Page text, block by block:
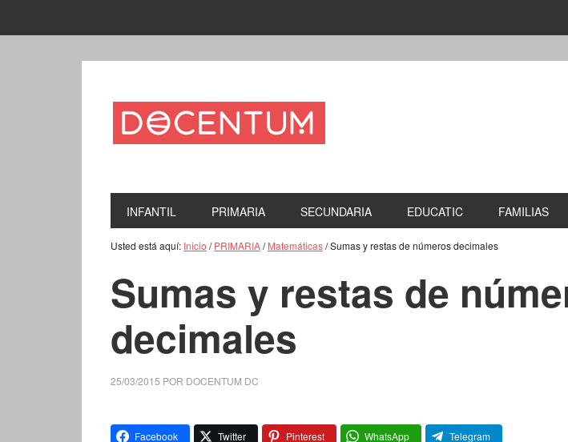
INFANTIL PRIMARIA SECUNDARIA EDUCATIC FAMILIAS
Usted está aquí: Inicio / PRIMARIA/ Matemáticas/Sumas y restas de números decimales
Sumas y restas de
decimales
25/03/2015 POR DOCENTUM DC
Facebook Twitter Pinterest WhatsApp Telegram